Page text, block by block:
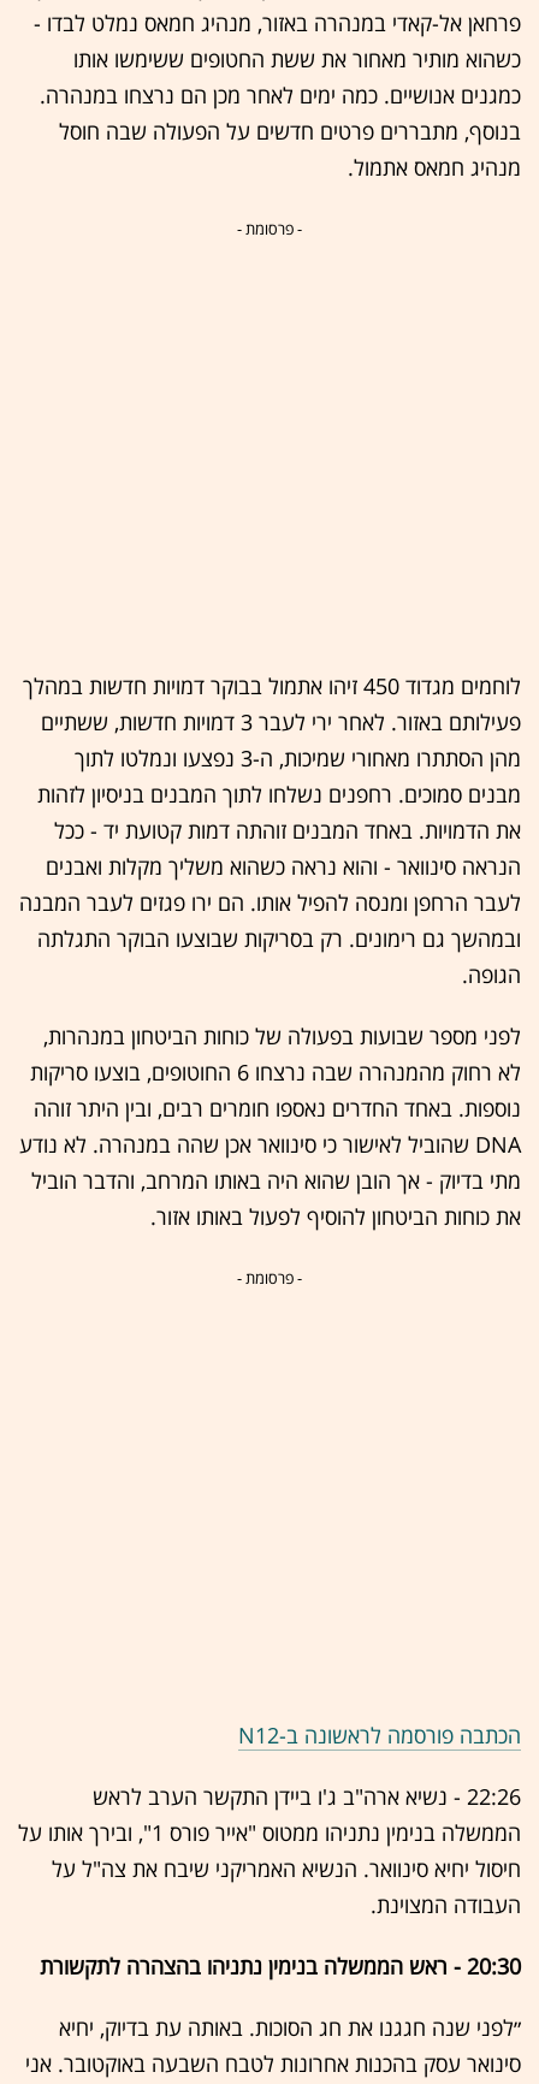
פרחאן אל-קאדי במנהרה באזור, מנהיג חמאס נמלט לבדו -
כשהוא מותיר מאחור את ששת החטופים ששימשו אותו
כמגנים אנושיים. כמה ימים לאחר מכן הם נרצחו במנהרה.
בנוסף, מתבררים פרטים חדשים על הפעולה שבה חוסל
מנהיג חמאס אתמול.
- פרסומת -
לוחמים מגדוד 450 זיהו אתמול בבוקר דמויות חדשות במהלך
פעילותם באזור. לאחר ירי לעבר 3 דמויות חדשות, ששתיים
מהן הסתתרו מאחורי שמיכות, ה-3 נפצעו ונמלטו לתוך
מבנים סמוכים. רחפנים נשלחו לתוך המבנים בניסיון לזהות
את הדמויות. באחד המבנים זוהתה דמות קטועת יד - ככל
הנראה סינוואר - והוא נראה כשהוא משליך מקלות ואבנים
לעבר הרחפן ומנסה להפיל אותו. הם ירו פגזים לעבר המבנה
ובמהשך גם רימונים. רק בסריקות שבוצעו הבוקר התגלתה
הגופה.
לפני מספר שבועות בפעולה של כוחות הביטחון במנהרות,
לא רחוק מהמנהרה שבה נרצחו 6 החוטופים, בוצעו סריקות
נוספות. באחד החדרים נאספו חומרים רבים, ובין היתר זוהה
DNA שהוביל לאישור כי סינוואר אכן שהה במנהרה. לא נודע
מתי בדיוק - אך הובן שהוא היה באותו המרחב, והדבר הוביל
את כוחות הביטחון להוסיף לפעול באותו אזור.
- פרסומת -
הכתבה פורסמה לראשונה ב-N12
22:26 - נשיא ארה"ב ג'ו ביידן התקשר הערב לראש
הממשלה בנימין נתניהו ממטוס "אייר פורס 1", ובירך אותו על
חיסול יחיא סינוואר. הנשיא האמריקני שיבח את צה"ל על
העבודה המצוינת.
20:30 - ראש הממשלה בנימין נתניהו בהצהרה לתקשורת
״לפני שנה חגגנו את חג הסוכות. באותה עת בדיוק, יחיא
סינואר עסק בהכנות אחרונות לטבח השבעה באוקטובר. אני